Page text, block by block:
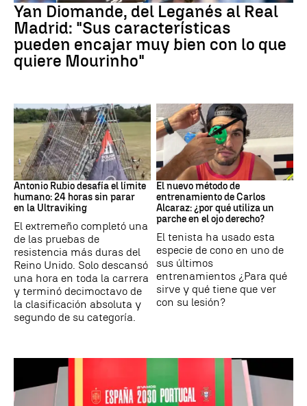
Yan Diomande, del Leganés al Real
Madrid: "Sus características
pueden encajar muy bien con lo que
quiere Mourinho"
Ultraviking
Antonio Rubio desafía el límite
humano: 24 horas sin parar
en la Ultraviking
El extremeño completó una
de las pruebas de
resistencia más duras del
Reino Unido. Solo descansó
una hora en toda la carrera
y terminó decimoctavo de
la clasificación absoluta y
segundo de su categoría.
Tenis
El nuevo método de
entrenamiento de Carlos
Alcaraz: ¿por qué utiliza un
parche en el ojo derecho?
El tenista ha usado esta
especie de cono en uno de
sus últimos
entrenamientos ¿Para qué
sirve y qué tiene que ver
con su lesión?